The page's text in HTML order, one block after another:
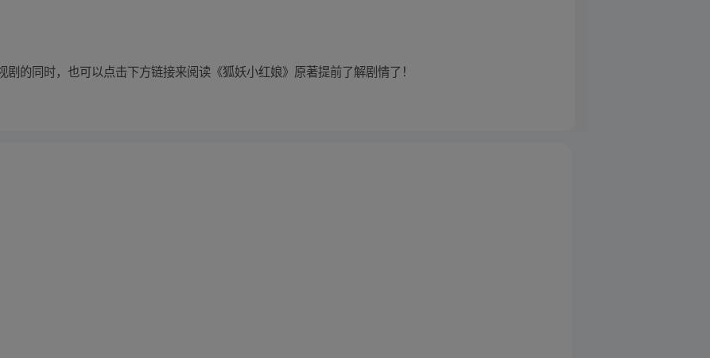
的同时，也可以点击下方链接来阅读《狐妖小红娘》原著提前了解剧情了！